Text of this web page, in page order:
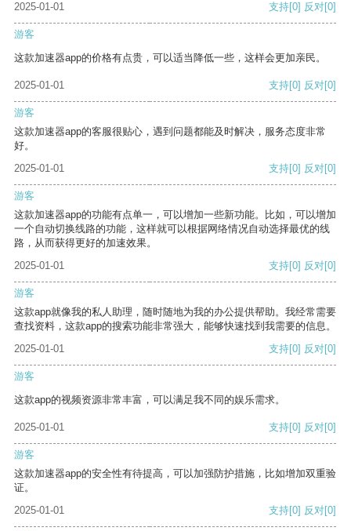
2025-01-01
支持[0] 反对[0]
游客
这款加速器app的价格有点贵，可以适当降低一些，这样会更加亲民。
2025-01-01 支持[0] 反对[0]
游客
这款加速器app的客服很贴心，遇到问题都能及时解决，服务态度非常
好。
2025-01-01
支持[0] 反对[0]
游客
这款加速器app的功能有点单一，可以增加一些新功能。比如，可以增加
一个自动切换线路的功能，这样就可以根据网络情况自动选择最优的线
路，从而获得更好的加速效果。
2025-01-01
支持[0] 反对[0]
游客
这款app就像我的私人助理，随时随地为我的办公提供帮助。我经常需要
查找资料，这款app的搜索功能非常强大，能够快速找到我需要的信息。
2025-01-01
支持[0] 反对[0]
游客
这款app的视频资源非常丰富，可以满足我不同的娱乐需求。
2025-01-01 支持[0] 反对[0]
游客
这款加速器app的安全性有待提高，可以加强防护措施，比如增加双重验
证。
2025-01-01
支持[0] 反对[0]